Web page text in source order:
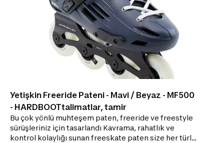
Yetişkin Freeride Pateni - Mavi / Beyaz - MF500
- HARDBOOTtalimatlar, tamir
Bu çok yönlü muhteşem paten, freeride ve freestyle
sürüşleriniz için tasarlandı Kavrama, rahatlık ve
kontrol kolaylığı sunan freeskate paten size her türlü